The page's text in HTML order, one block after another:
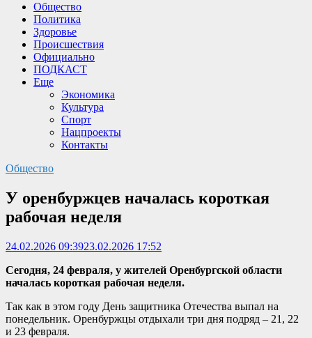
Общество
Политика
Здоровье
Происшествия
Официально
ПОДКАСТ
Еще
Экономика
Культура
Спорт
Нацпроекты
Контакты
Общество
У оренбуржцев началась короткая
рабочая неделя
24.02.2026 09:3923.02.2026 17:52
Сегодня, 24 февраля, у жителей Оренбургской области
началась короткая рабочая неделя.
Так как в этом году День защитника Отечества выпал на
понедельник. Оренбуржцы отдыхали три дня подряд – 21, 22
и 23 февраля.